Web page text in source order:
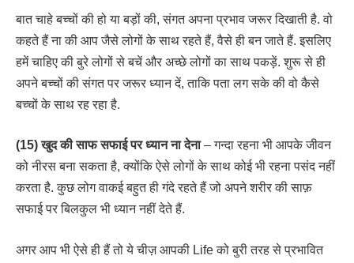
बात चाहे बच्चों की हो या बड़ों की, संगत अपना प्रभाव जरूर दिखाती है. वो
कहते हैं ना की आप जैसे लोगों के साथ रहते हैं, वैसे ही बन जाते हैं. इसलिए
हमें चाहिए की बुरे लोगों से बचें और अच्छे लोगों का साथ पकड़ें. शुरू से ही
अपने बच्चों की संगत पर जरूर ध्यान दें, ताकि पता लग सके की वो कैसे
बच्चों के साथ रह रहा है.
(15) खुद की साफ सफाई पर ध्यान ना देना– गन्दा रहना भी आपके जीवन
को नीरस बना सकता है, क्योंकि ऐसे लोगों के साथ कोई भी रहना पसंद नहीं
करता है. कुछ लोग वाकई बहुत ही गंदे रहते हैं जो अपने शरीर की साफ़
सफाई पर बिलकुल भी ध्यान नहीं देते हैं.
अगर आप भी ऐसे ही हैं तो ये चीज़ आपकी Life को बुरी तरह से प्रभावित